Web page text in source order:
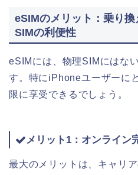
eSIMのメリット：乗り
SIMの利便性
eSIMには、物理SIMにはな
す。特にiPhoneユーザーに
限に享受できるでしょう。
メリット1：オンライン
最大のメリットは、キャリ